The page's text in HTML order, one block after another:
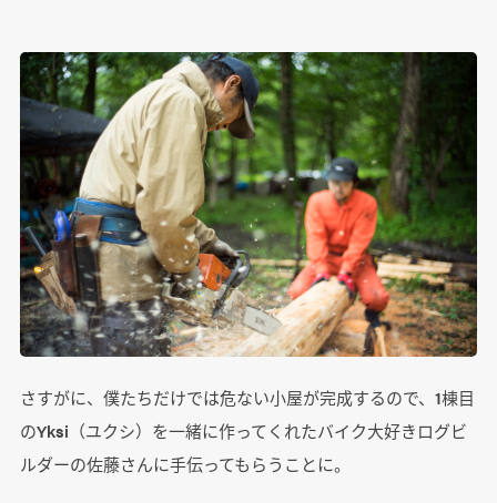
さすがに、僕たちだけでは危ない小屋が完成するので、1棟目
のYksi（ユクシ）を一緒に作ってくれたバイク大好きログビ
ルダーの佐藤さんに手伝ってもらうことに。